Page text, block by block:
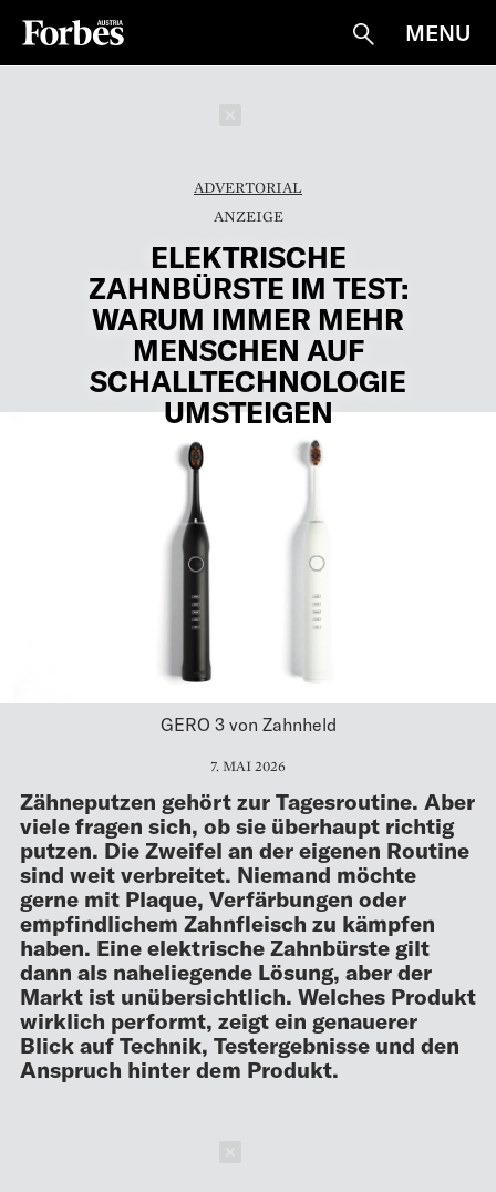
Suche
MENU
ADVERTORIAL
ELEKTRISCHE
ZAHNBÜRSTE IM TEST:
WARUM IMMER MEHR
MENSCHEN AUF
SCHALLTECHNOLOGIE
UMSTEIGEN
GERO 3 von Zahnheld
7. MAI 2026
Zähneputzen gehört zur Tagesroutine. Aber
viele fragen sich, ob sie überhaupt richtig
putzen. Die Zweifel an der eigenen Routine
sind weit verbreitet. Niemand möchte
gerne mit Plaque, Verfärbungen oder
empfindlichem Zahnfleisch zu kämpfen
haben. Eine elektrische Zahnbürste gilt
dann als naheliegende Lösung, aber der
Markt ist unübersichtlich. Welches Produkt
wirklich performt, zeigt ein genauerer
Blick auf Technik, Testergebnisse und den
Anspruch hinter dem Produkt.